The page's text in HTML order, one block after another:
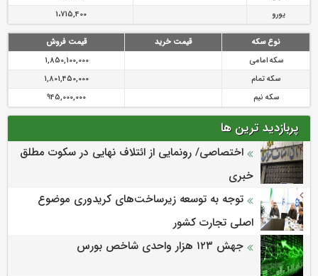
یورو
1،715,400
نوع سکه قیمت خرید
قیمت فروش
سکه امامی
1,850,100,000
سکه تمام
1,801,450,000
سکه نیم
945,000,000
پربازدید ترین ها
اختصاصی/ رونمایی از ائتلاف‌ نهایی در سکوت مطلق
خبری
توجه به توسعه زیرساخت‌های کریدوری موضوع
اصلی تجارت کشور
جهش ۱۲۳ هزار واحدی شاخص بورس